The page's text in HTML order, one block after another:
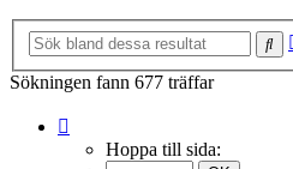
Sök
Sökningen fann 677 träffar
Hoppa till sida: